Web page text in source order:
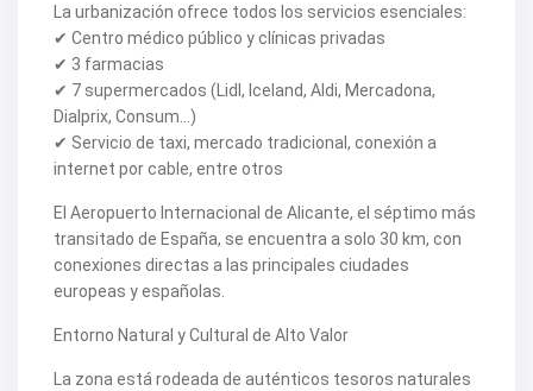
V2262
V2265
V2266
V2267
V2268
V2269
V2272
V2273
V2284
V2291
V2301
V2303
V2304
V2309
V2314
La urbanización ofrece todos los servicios esenciales:
✔ Centro médico público y clínicas privadas
✔ 3 farmacias
✔ 7 supermercados (Lidl, Iceland, Aldi, Mercadona,
Dialprix, Consum…)
✔ Servicio de taxi, mercado tradicional, conexión a
internet por cable, entre otros
El Aeropuerto Internacional de Alicante, el séptimo más
transitado de España, se encuentra a solo 30 km, con
conexiones directas a las principales ciudades
europeas y españolas.
Entorno Natural y Cultural de Alto Valor
La zona está rodeada de auténticos tesoros naturales